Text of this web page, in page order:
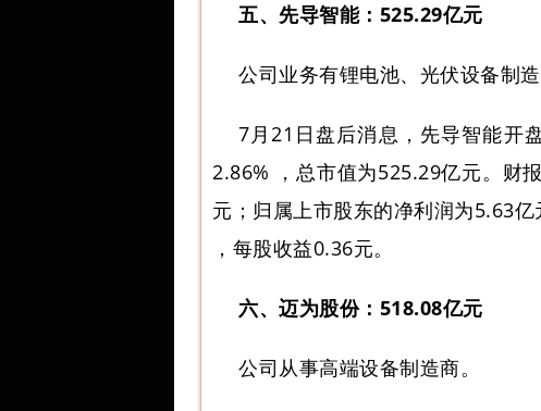
五、先导智能：525.29亿元
公司业务有锂电池、光伏设备制造
7月21日盘后消息，先导智能开
2.86% ，总市值为525.29亿元。财
元；归属上市股东的净利润为5.63
，每股收益0.36元。
六、迈为股份：518.08亿元
公司从事高端设备制造商。